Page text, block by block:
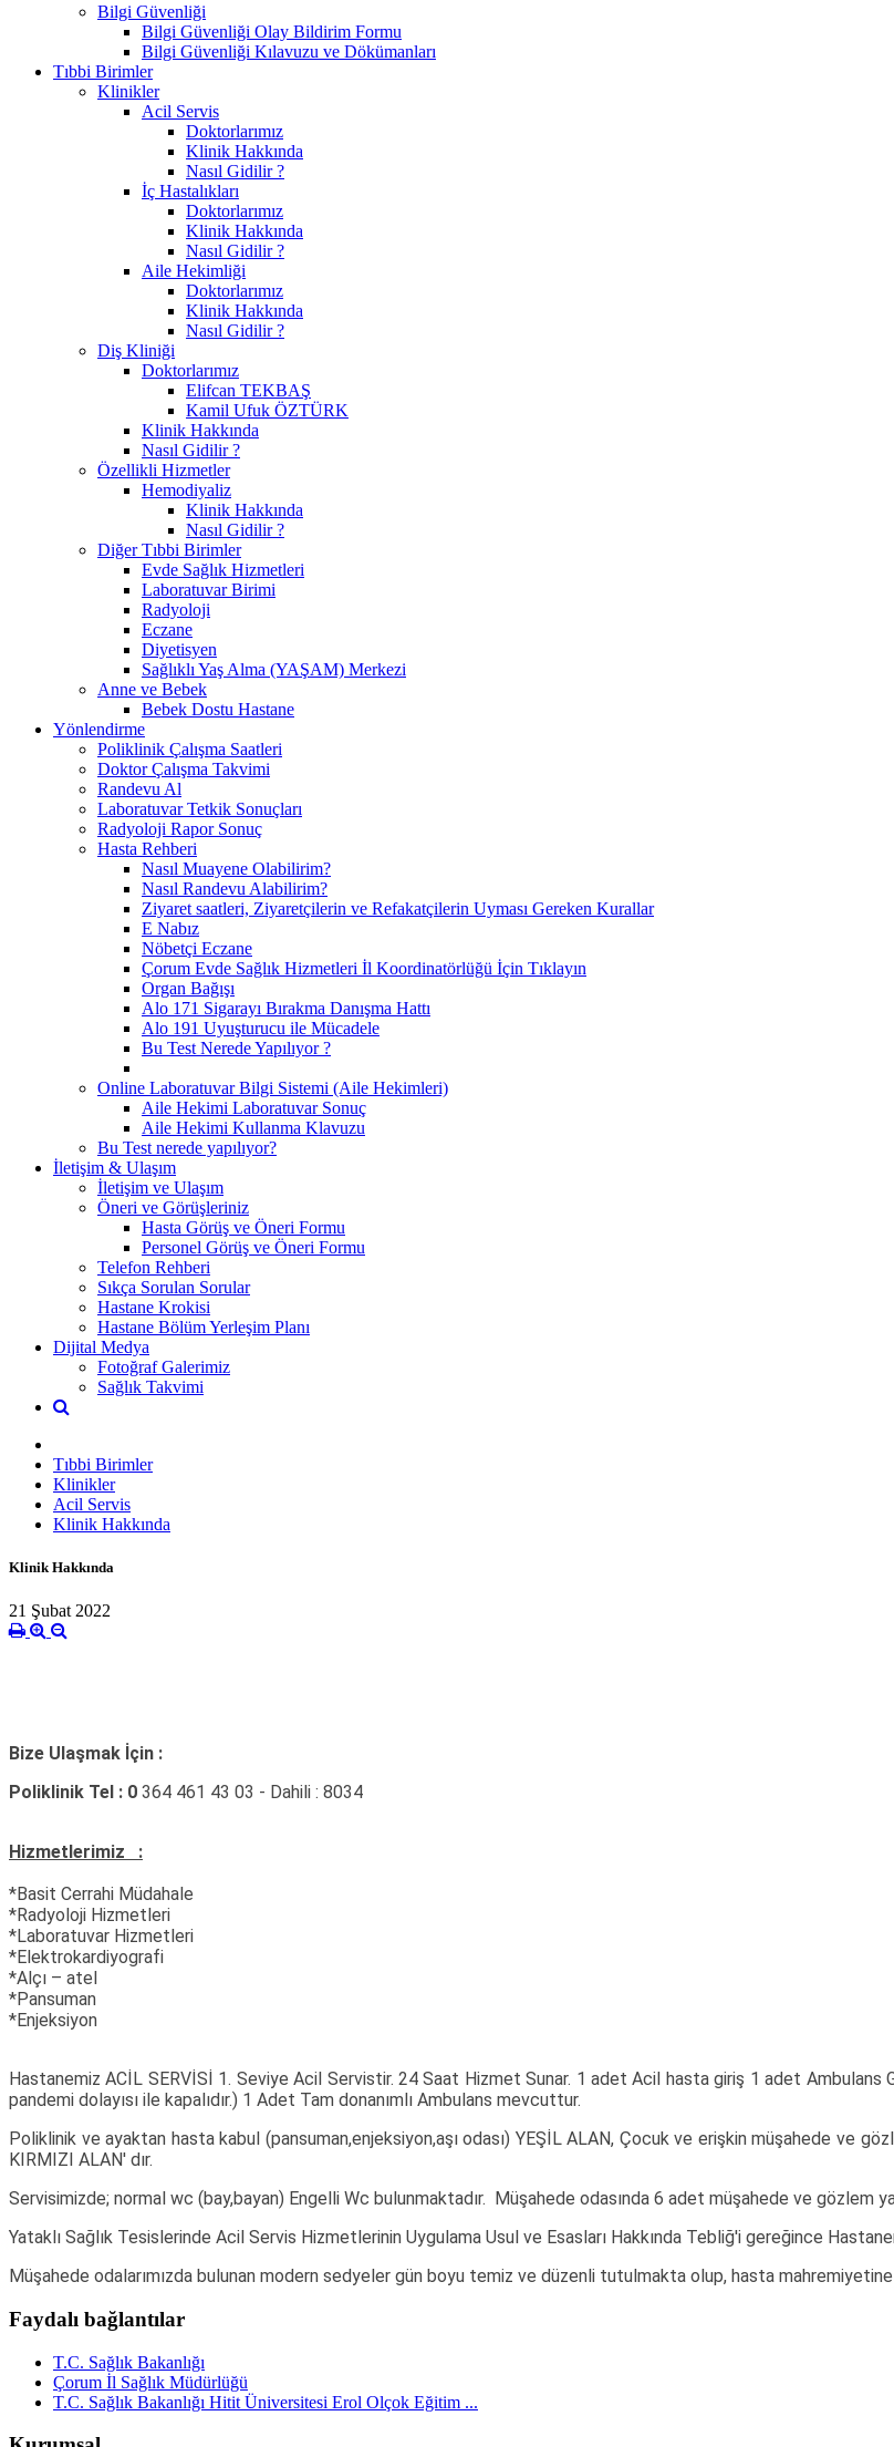
Bilgi Güvenliği
Bilgi Güvenliği Olay Bildirim Formu
Bilgi Güvenliği Kılavuzu ve Dökümanları
Tıbbi Birimler
Klinikler
Acil Servis
Doktorlarımız
Klinik Hakkında
Nasıl Gidilir ?
İç Hastalıkları
Doktorlarımız
Klinik Hakkında
Nasıl Gidilir ?
Aile Hekimliği
Doktorlarımız
Klinik Hakkında
Nasıl Gidilir ?
Diş Kliniği
Doktorlarımız
Elifcan TEKBAŞ
Kamil Ufuk ÖZTÜRK
Klinik Hakkında
Nasıl Gidilir ?
Özellikli Hizmetler
Hemodiyaliz
Klinik Hakkında
Nasıl Gidilir ?
Diğer Tıbbi Birimler
Evde Sağlık Hizmetleri
Laboratuvar Birimi
Radyoloji
Eczane
Diyetisyen
Sağlıklı Yaş Alma (YAŞAM) Merkezi
Anne ve Bebek
Bebek Dostu Hastane
Yönlendirme
Poliklinik Çalışma Saatleri
Doktor Çalışma Takvimi
Randevu Al
Laboratuvar Tetkik Sonuçları
Radyoloji Rapor Sonuç
Hasta Rehberi
Nasıl Muayene Olabilirim?
Nasıl Randevu Alabilirim?
Ziyaret saatleri, Ziyaretçilerin ve Refakatçilerin Uyması Gereken Kurallar
E Nabız
Nöbetçi Eczane
Çorum Evde Sağlık Hizmetleri İl Koordinatörlüğü İçin Tıklayın
Organ Bağışı
Alo 171 Sigarayı Bırakma Danışma Hattı
Alo 191 Uyuşturucu ile Mücadele
Bu Test Nerede Yapılıyor ?
Online Laboratuvar Bilgi Sistemi (Aile Hekimleri)
Aile Hekimi Laboratuvar Sonuç
Aile Hekimi Kullanma Klavuzu
Bu Test nerede yapılıyor?
İletişim & Ulaşım
İletişim ve Ulaşım
Öneri ve Görüşleriniz
Hasta Görüş ve Öneri Formu
Personel Görüş ve Öneri Formu
Telefon Rehberi
Sıkça Sorulan Sorular
Hastane Krokisi
Hastane Bölüm Yerleşim Planı
Dijital Medya
Fotoğraf Galerimiz
Sağlık Takvimi
Tıbbi Birimler
Klinikler
Acil Servis
Klinik Hakkında
Klinik Hakkında
21 Şubat 2022
Bize Ulaşmak İçin :
Poliklinik Tel : 0 364 461 43 03 - Dahili : 8034
Hizmetlerimiz :
*Basit Cerrahi Müdahale
*Radyoloji Hizmetleri
*Laboratuvar Hizmetleri
*Elektrokardiyografi
*Alçı – atel
*Pansuman
*Enjeksiyon
Hastanemiz ACİL SERVİSİ 1. Seviye Acil Servistir. 24 Saat Hizmet Sunar. 1 adet Acil hasta giriş 1 adet Ambulans
pandemi dolayısı ile kapalıdır.) 1 Adet Tam donanımlı Ambulans mevcuttur.
Poliklinik ve ayaktan hasta kabul (pansuman,enjeksiyon,aşı odası) YEŞİL ALAN, Çocuk ve erişkin müşahede ve
KIRMIZI ALAN' dır.
Servisimizde; normal wc (bay,bayan) Engelli Wc bulunmaktadır. Müşahede odasında 6 adet müşahede ve gözlem
Yataklı Sağlık Tesislerinde Acil Servis Hizmetlerinin Uygulama Usul ve Esasları Hakkında Tebliğ'i gereğince
Müşahede odalarımızda bulunan modern sedyeler gün boyu temiz ve düzenli tutulmakta olup, hasta
Faydalı bağlantılar
T.C. Sağlık Bakanlığı
Çorum İl Sağlık Müdürlüğü
T.C. Sağlık Bakanlığı Hitit Üniversitesi Erol Olçok Eğitim ...